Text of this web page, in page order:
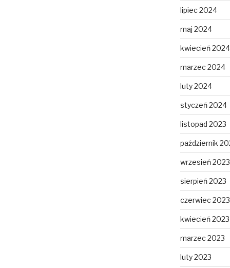
lipiec 2024
maj 2024
kwiecień 2024
marzec 2024
luty 2024
styczeń 2024
listopad 2023
październik
wrzesień 2023
sierpień 2023
czerwiec 2023
kwiecień 2023
marzec 2023
luty 2023